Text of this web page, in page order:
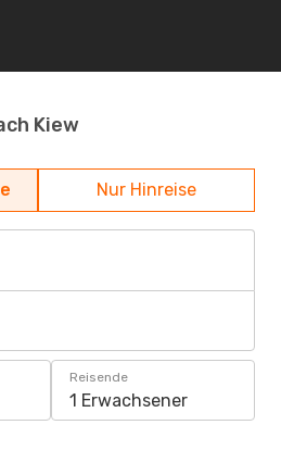
Kiew
Nur Hinreise
Reisende
1 Erwachsener